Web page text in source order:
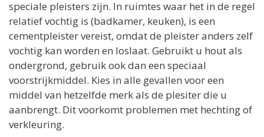
speciale pleisters zijn. In ruimtes waar het in de regel
relatief vochtig is (badkamer, keuken), is een
cementpleister vereist, omdat de pleister anders zelf
vochtig kan worden en loslaat. Gebruikt u hout als
ondergrond, gebruik ook dan een speciaal
voorstrijkmiddel. Kies in alle gevallen voor een
middel van hetzelfde merk als de plesiter die u
aanbrengt. Dit voorkomt problemen met hechting of
verkleuring.